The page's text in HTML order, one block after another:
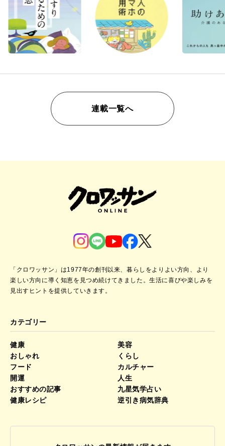
連載一覧へ
「クロワッサン」は1977年の創刊以来、暮らしをよりよい方向、より
楽しい方向に導く知恵を見つめ続けてきました。生活に喜びや楽しみを
見出すヒントを提供していきます。
カテゴリー
健康
美容
おしゃれ
くらし
フード
カルチャー
開運
人生
おすすめの記事
九星気学占い
健康レシピ
逆引き病気辞典